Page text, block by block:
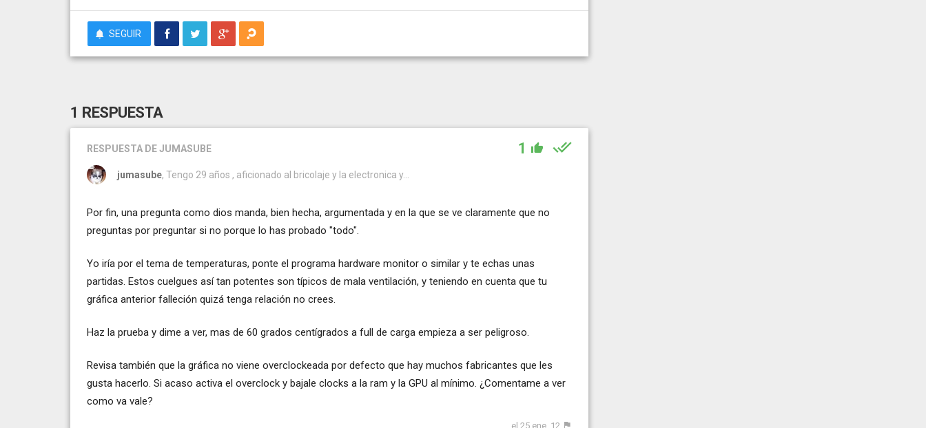
SEGUIR
1 RESPUESTA
RESPUESTA DE JUMASUBE 1
jumasube, Tengo 29 años , aficionado al bricolaje y la electronica y...
Por fin, una pregunta como dios manda, bien hecha, argumentada y en la que se ve claramente que no
preguntas por preguntar si no porque lo has probado "todo".
Yo iría por el tema de temperaturas, ponte el programa hardware monitor o similar y te echas unas
partidas. Estos cuelgues así tan potentes son típicos de mala ventilación, y teniendo en cuenta que tu
gráfica anterior falleción quizá tenga relación no crees.
Haz la prueba y dime a ver, mas de 60 grados centígrados a full de carga empieza a ser peligroso.
Revisa también que la gráfica no viene overclockeada por defecto que hay muchos fabricantes que les
gusta hacerlo. Si acaso activa el overclock y bajale clocks a la ram y la GPU al mínimo. ¿Comentame a ver
como va vale?
el 25 ene. 12